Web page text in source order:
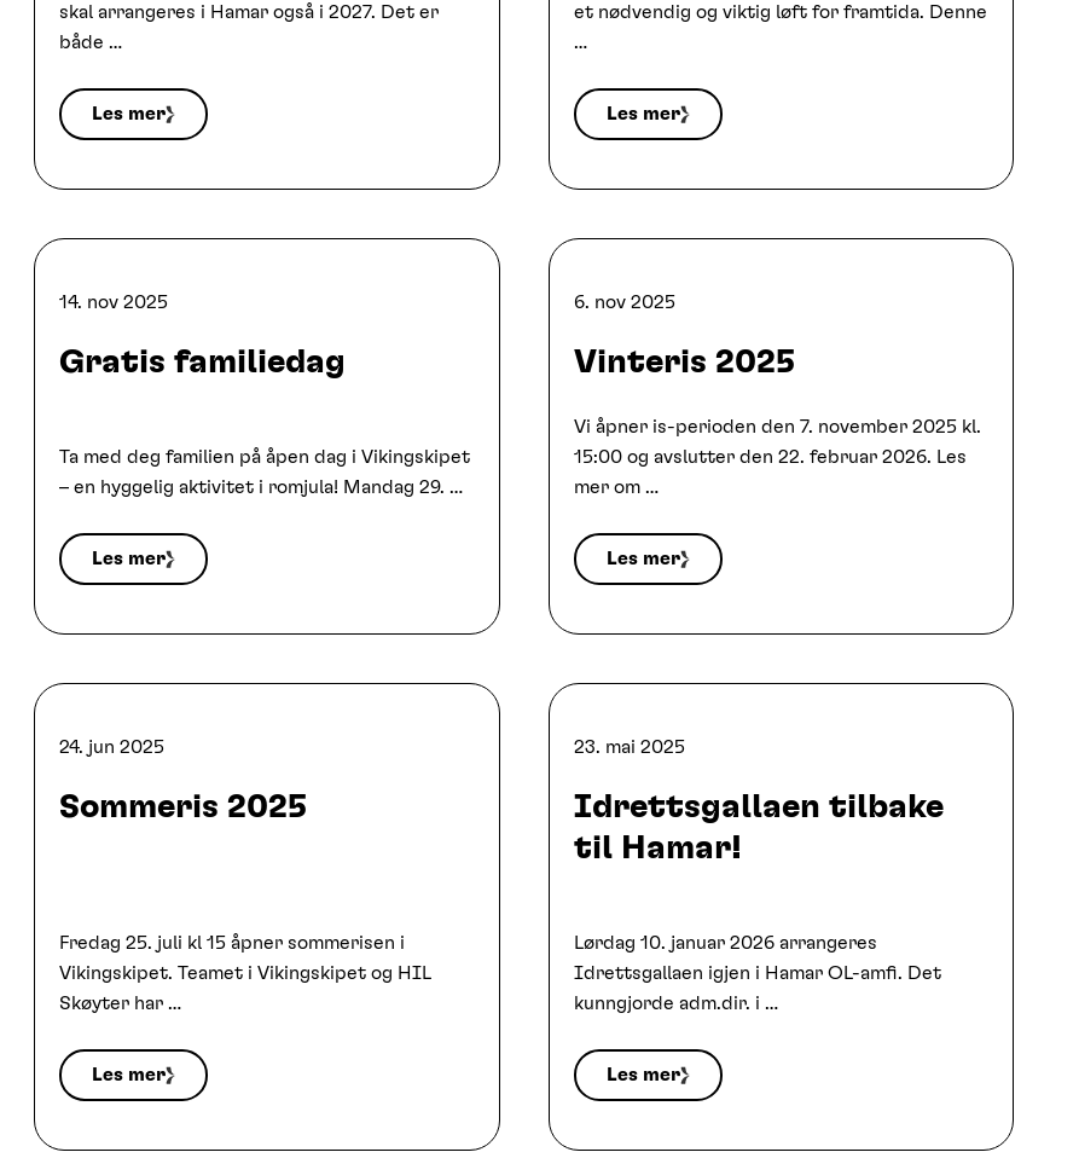
skal arrangeres i Hamar også i 2027. Det er
både …
Les mer
et nødvendig og viktig løft for framtida. Denne
…
Les mer
14. nov 2025
Gratis familiedag
Ta med deg familien på åpen dag i Vikingskipet
– en hyggelig aktivitet i romjula! Mandag 29. …
Les mer
6. nov 2025
Vinteris 2025
Vi åpner is-perioden den 7. november 2025 kl.
15:00 og avslutter den 22. februar 2026. Les
mer om …
Les mer
24. jun 2025
Sommeris 2025
Fredag 25. juli kl 15 åpner sommerisen i
Vikingskipet. Teamet i Vikingskipet og HIL
Skøyter har …
Les mer
23. mai 2025
Idrettsgallaen tilbake
til Hamar!
Lørdag 10. januar 2026 arrangeres
Idrettsgallaen igjen i Hamar OL-amfi. Det
kunngjorde adm.dir. i …
Les mer